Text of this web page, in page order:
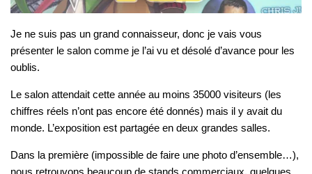
Je ne suis pas un grand connaisseur, donc je vais vous
présenter le salon comme je l’ai vu et désolé d’avance pour les
oublis.
Le salon attendait cette année au moins 35000 visiteurs (les
chiffres réels n’ont pas encore été donnés) mais il y avait du
monde. L’exposition est partagée en deux grandes salles.
Dans la première (impossible de faire une photo d’ensemble…),
nous retrouvons beaucoup de stands commerciaux, quelques